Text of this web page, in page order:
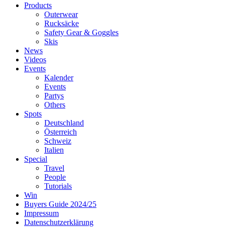
Products
Outerwear
Rucksäcke
Safety Gear & Goggles
Skis
News
Videos
Events
Kalender
Events
Partys
Others
Spots
Deutschland
Österreich
Schweiz
Italien
Special
Travel
People
Tutorials
Win
Buyers Guide 2024/25
Impressum
Datenschutzerklärung